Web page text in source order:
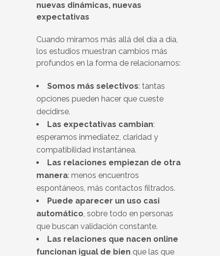
nuevas dinámicas, nuevas
expectativas
Cuando miramos más allá del día a día,
los estudios muestran cambios más
profundos en la forma de relacionarnos:
Somos más selectivos: tantas
opciones pueden hacer que cueste
decidirse.
Las expectativas cambian:
esperamos inmediatez, claridad y
compatibilidad instantánea.
Las relaciones empiezan de otra
manera: menos encuentros
espontáneos, más contactos filtrados.
Puede aparecer un uso casi
automático, sobre todo en personas
que buscan validación constante.
Las relaciones que nacen online
funcionan igual de bien que las que